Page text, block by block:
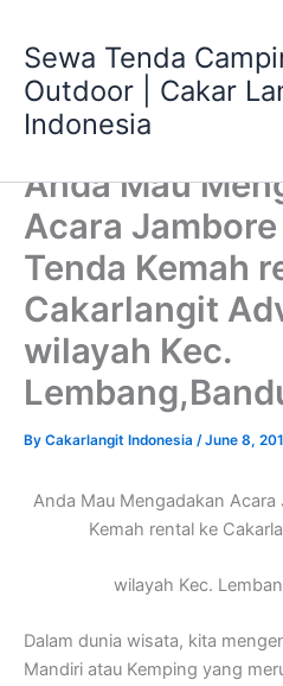
content
Sewa Tenda
Outdoor | Cakar
Indonesia
Anda Mau
Acara
Tenda Kemah
Cakarlangit
wilayah Kec.
By Cakarlangit Indonesia /June 8,
Anda Mau Mengadakan
Kemah rental ke
wilayah Kec.
Dalam dunia wisata, kita
Mandiri atau Kemping yang